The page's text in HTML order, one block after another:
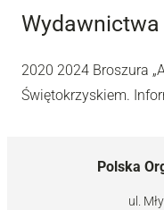
Wydawnictwa
2020 2024 Broszura
Świętokrzyskiem.
Polska
ul.